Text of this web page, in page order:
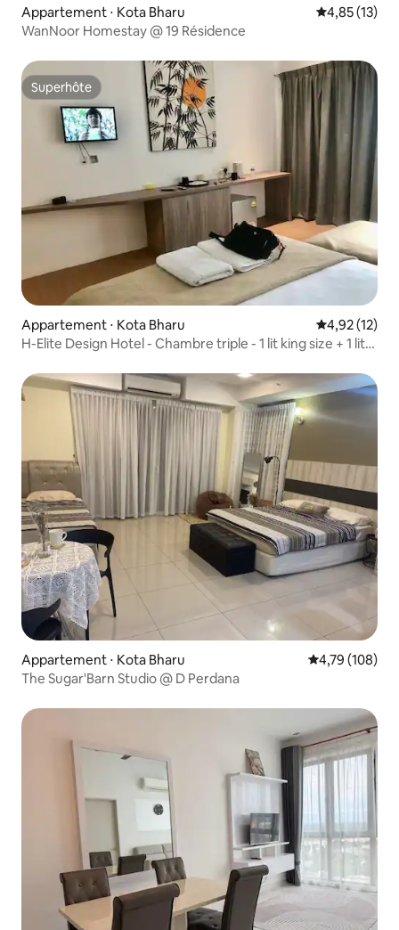
Appartement ⋅ Kota Bharu Évaluation
4,85 (13)
WanNoor Homestay @ 19 Résidence
Superhôte
Superhôte
Appartement ⋅ Kota Bharu Évaluation
4,92 (12)
H-Elite Design Hotel - Chambre triple - 1 lit king size + 1 lit
Appartement ⋅ Kota Bharu Évaluation
4,79 (108)
The Sugar'Barn Studio @ D Perdana